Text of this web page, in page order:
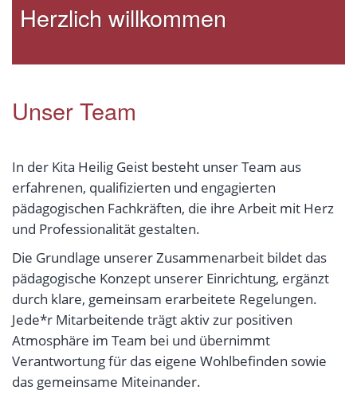
Herzlich willkommen
Unser Team
In der Kita Heilig Geist besteht unser Team aus
erfahrenen, qualifizierten und engagierten
pädagogischen Fachkräften, die ihre Arbeit mit Herz
und Professionalität gestalten.
Die Grundlage unserer Zusammenarbeit bildet das
pädagogische Konzept unserer Einrichtung, ergänzt
durch klare, gemeinsam erarbeitete Regelungen.
Jede*r Mitarbeitende trägt aktiv zur positiven
Atmosphäre im Team bei und übernimmt
Verantwortung für das eigene Wohlbefinden sowie
das gemeinsame Miteinander.